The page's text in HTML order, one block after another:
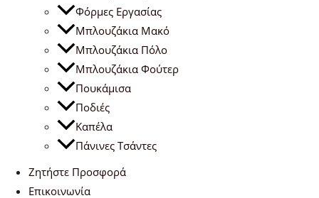
Φόρμες Εργασίας
Μπλουζάκια Μακό
Μπλουζάκια Πόλο
Μπλουζάκια Φούτερ
Πουκάμισα
Ποδιές
Καπέλα
Πάνινες Τσάντες
Ζητήστε Προσφορά
Επικοινωνία